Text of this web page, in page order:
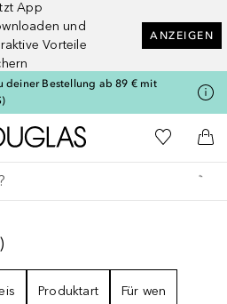
App
und
Vorteile
ANZEIGEN
deiner Bestellung ab 89 € mit
Zur Douglas Startseite
Zu Meiner
1)
Produktart Für wen